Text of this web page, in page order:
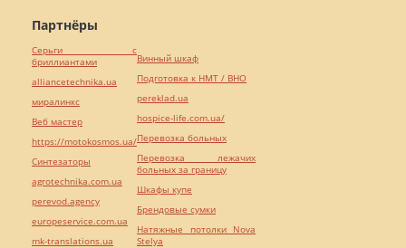
Партнёры
Серьги с
бриллиантами
alliancetechnika.ua
миралинкс
Веб мастер
https://motokosmos.ua/
Синтезаторы
agrotechnika.com.ua
perevod.agency
europeservice.com.ua
mk-translations.ua
Винный шкаф
Подготовка к НМТ / ВНО
pereklad.ua
hospice-life.com.ua/
Перевозка больных
Перевозка лежачих
больных за границу
Шкафы купе
Брендовые сумки
Натяжные потолки Nova
Stelya